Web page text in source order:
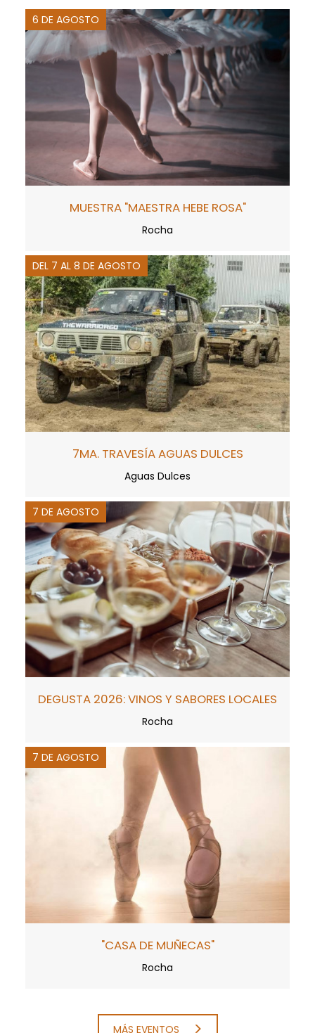
6 DE AGOSTO
MUESTRA "MAESTRA HEBE ROSA"
Rocha
DEL 7 AL 8 DE AGOSTO
7MA. TRAVESÍA AGUAS DULCES
Aguas Dulces
7 DE AGOSTO
DEGUSTA 2026: VINOS Y SABORES LOCALES
Rocha
7 DE AGOSTO
"CASA DE MUÑECAS"
Rocha
MÁS EVENTOS